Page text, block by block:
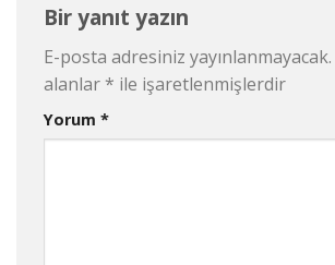
Bir yanıt yazın
E-posta adresiniz yayınlanmayacak.
alanlar * ile işaretlenmişlerdir
Yorum *